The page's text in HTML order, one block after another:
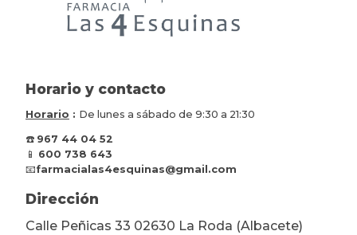
Horario y contacto
Horario : De lunes a sábado de 9:30 a 21:30
☎️ 967 44 04 52
📱 600 738 643
📧farmacialas4esquinas@gmail.com
Dirección
Calle Peñicas 33 02630 La Roda (Albacete)